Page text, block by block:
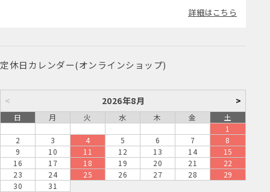
詳細はこちら
定休日カレンダー(オンラインショップ)
< 2026年8月 >
日 月 火 水 木 金
土
1
2
3 4 5 6 7
8
9
10 11 12 13 14
15
16
17 18 19 20 21
22
23
24 25 26 27 28
29
30
31